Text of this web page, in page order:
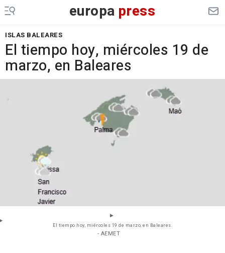
europa press
ISLAS BALEARES
El tiempo hoy, miércoles 19 de
marzo, en Baleares
El tiempo hoy, miércoles 19 de marzo, en Baleares.
- AEMET